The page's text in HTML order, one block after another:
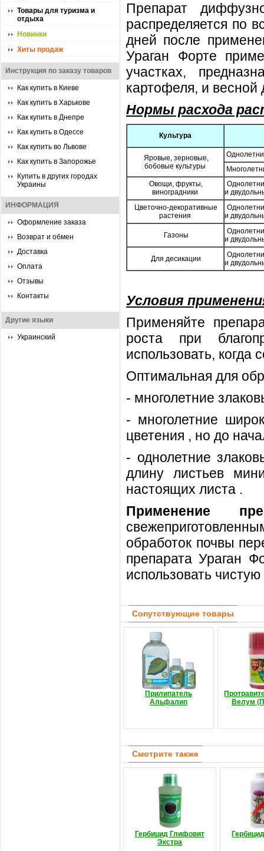
Товары для туризма и
отдыха
Новинки
Хиты продаж
Инструкция по заказу товаров
Как купить в Киеве
Как купить в Харькове
Как купить в Днепре
Как купить в Одессе
Как купить во Львове
Как купить в Запорожье
Купить в других городах
Украины
ИНФОРМАЦИЯ
Оформление заказа
Возврат и обмен
Доставка
Оплата
Отзывы
Контакты
Другие языки
Украинский
Препарат
распределяется по
дней после
Ураган Форте
участках,
картофеля, и весной
Нормы расхода
Культура
Яровые, зерновые,
бобовые культуры
Овощи, фрукты,
виноградники
и
Цветочно-декоративные
растения
и
Газоны
и
Для десикации
и
Условия
Применяйте
роста при
использовать, когда
Оптимальная для
- многолетние
- многолетние
цветения , но до
- однолетние
длину листьев
настоящих листа .
Применение
обработок почвы
препарата Ураган
использовать
Сопутствующие товары
Прилипатель
Альфалип
Велум
Смотрите также
Гербицид Глифовит
Экстра